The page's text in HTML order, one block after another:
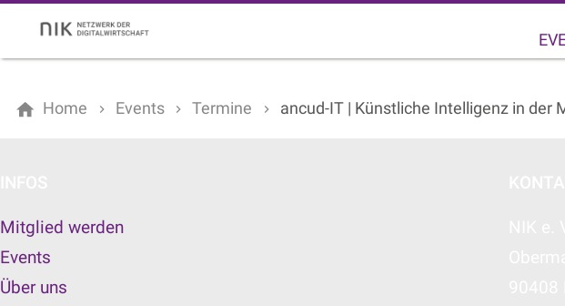
Home Events Termine ancud-IT | Künstliche Intelligenz in der
Mitglied werden
Events
Über uns